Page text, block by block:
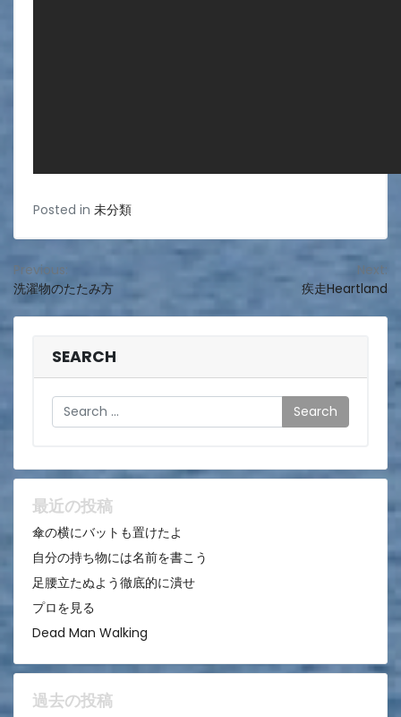
Posted in 未分類
投
稿
ナ
ョ
ン
Previous:
洗濯物のたたみ方
Next:
疾走Heartland
SEARCH
Search
最近の投稿
傘の横にバットも置けたよ
自分の持ち物には名前を書こう
足腰立たぬよう徹底的に潰せ
プロを見る
Dead Man Walking
過去の投稿